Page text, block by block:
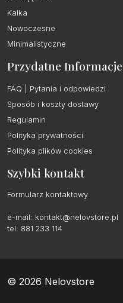
Kalka
Nowoczesne
Minimalistyczne
Przydatne Informacje
FAQ | Pytania i odpowiedzi
Sposób i koszty dostawy
Regulamin
Polityka prywatności
Polityka plików cookies
Szybki kontakt
Formularz kontaktowy
e-mail: kontakt@nelovstore.pl
tel: 881 233 114
© 2026 Nelovstore